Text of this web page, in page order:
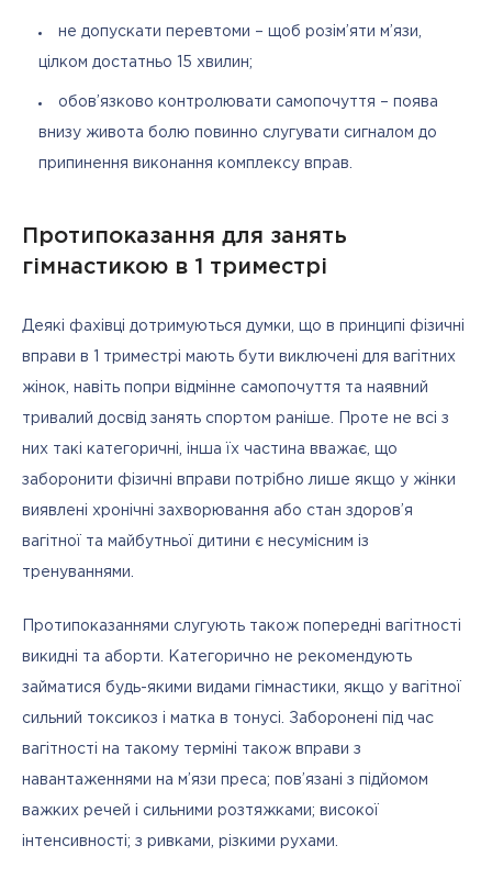
не допускати перевтоми – щоб розім’яти м’язи,
цілком достатньо 15 хвилин;
обов’язково контролювати самопочуття – поява
внизу живота болю повинно слугувати сигналом до
припинення виконання комплексу вправ.
Протипоказання для занять
гімнастикою в 1 триместрі
Деякі фахівці дотримуються думки, що в принципі фізичні
вправи в 1 триместрі мають бути виключені для вагітних
жінок, навіть попри відмінне самопочуття та наявний
тривалий досвід занять спортом раніше. Проте не всі з
них такі категоричні, інша їх частина вважає, що
заборонити фізичні вправи потрібно лише якщо у жінки
виявлені хронічні захворювання або стан здоров’я
вагітної та майбутньої дитини є несумісним із
тренуваннями.
Протипоказаннями слугують також попередні вагітності
викидні та аборти. Категорично не рекомендують
займатися будь-якими видами гімнастики, якщо у вагітної
сильний токсикоз і матка в тонусі. Заборонені під час
вагітності на такому терміні також вправи з
навантаженнями на м’язи преса; пов’язані з підйомом
важких речей і сильними розтяжками; високої
інтенсивності; з ривками, різкими рухами.